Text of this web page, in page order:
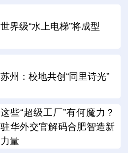
世界级“水上电梯”将成型
苏州：校地共创“同里诗光”
这些“超级工厂”有何魔力？
驻华外交官解码合肥智造新
力量